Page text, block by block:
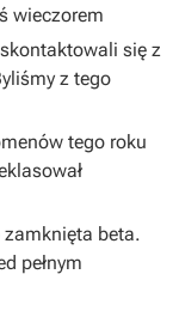
wieczorem
się z
z tego
tego roku
zamknięta beta.
pełnym